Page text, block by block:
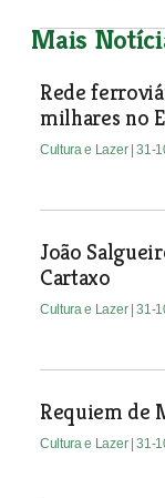
Mais
Rede
milhares no
Cultura e Lazer | 31-
João
Cartaxo
Cultura e Lazer | 31-
Requiem de
Cultura e Lazer | 31-